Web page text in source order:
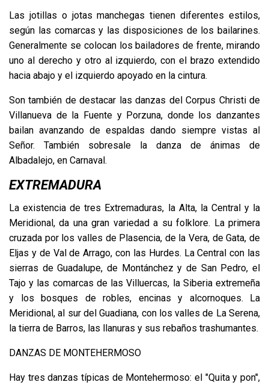
Las jotillas o jotas manchegas tienen diferentes estilos,
según las comarcas y las disposiciones de los bailarines.
Generalmente se colocan los bailadores de frente, mirando
uno al derecho y otro al izquierdo, con el brazo extendido
hacia abajo y el izquierdo apoyado en la cintura.
Son también de destacar las danzas del Corpus Christi de
Villanueva de la Fuente y Porzuna, donde los danzantes
bailan avanzando de espaldas dando siempre vistas al
Señor. También sobresale la danza de ánimas de
Albadalejo, en Carnaval.
EXTREMADURA
La existencia de tres Extremaduras, la Alta, la Central y la
Meridional, da una gran variedad a su folklore. La primera
cruzada por los valles de Plasencia, de la Vera, de Gata, de
Eljas y de Val de Arrago, con las Hurdes. La Central con las
sierras de Guadalupe, de Montánchez y de San Pedro, el
Tajo y las comarcas de las Villuercas, la Siberia extremeña
y los bosques de robles, encinas y alcornoques. La
Meridional, al sur del Guadiana, con los valles de La Serena,
la tierra de Barros, las llanuras y sus rebaños trashumantes.
DANZAS DE MONTEHERMOSO
Hay tres danzas típicas de Montehermoso: el "Quita y pon",